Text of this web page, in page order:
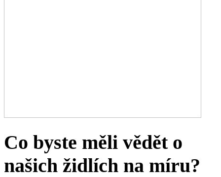
Co byste měli vědět o
našich židlích na míru?